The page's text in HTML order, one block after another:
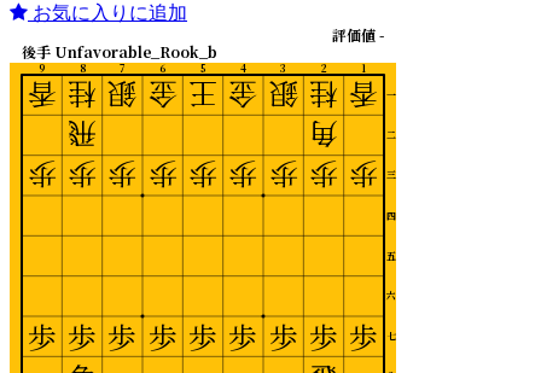
お気に入りに追加
1
2
3
4
5
6
7
8
9
一
二
三
四
五
六
七
後手 Unfavorable_Rook_b
評価値 -
香
歩
歩
桂
角
歩
歩
銀
歩
歩
金
歩
歩
王
歩
歩
金
歩
歩
銀
歩
歩
桂
飛
歩
歩
香
歩
歩